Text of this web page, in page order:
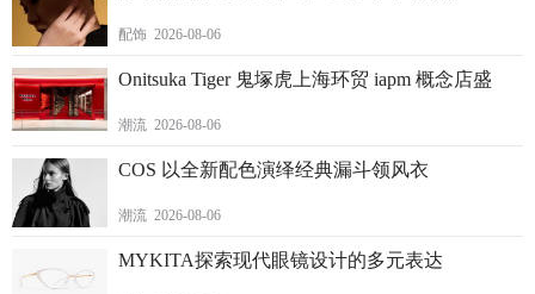
配饰 2026-08-06
Onitsuka Tiger 鬼塚虎上海环贸 iapm 概念店盛
潮流 2026-08-06
COS 以全新配色演绎经典漏斗领风衣
潮流 2026-08-06
MYKITA探索现代眼镜设计的多元表达